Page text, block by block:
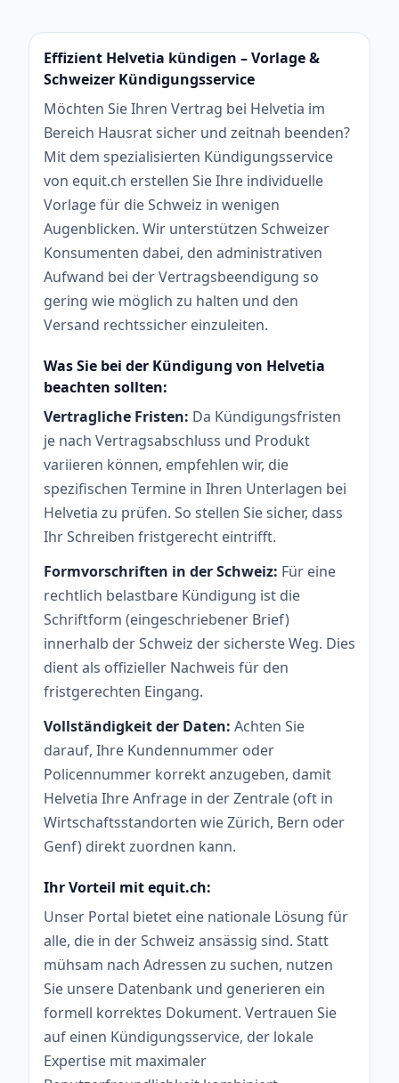
Effizient Helvetia kündigen – Vorlage &
Schweizer Kündigungsservice
Möchten Sie Ihren Vertrag bei Helvetia im
Bereich Hausrat sicher und zeitnah beenden?
Mit dem spezialisierten Kündigungsservice
von equit.ch erstellen Sie Ihre individuelle
Vorlage für die Schweiz in wenigen
Augenblicken. Wir unterstützen Schweizer
Konsumenten dabei, den administrativen
Aufwand bei der Vertragsbeendigung so
gering wie möglich zu halten und den
Versand rechtssicher einzuleiten.
Was Sie bei der Kündigung von Helvetia
beachten sollten:
Vertragliche Fristen: Da Kündigungsfristen
je nach Vertragsabschluss und Produkt
variieren können, empfehlen wir, die
spezifischen Termine in Ihren Unterlagen bei
Helvetia zu prüfen. So stellen Sie sicher, dass
Ihr Schreiben fristgerecht eintrifft.
Formvorschriften in der Schweiz: Für eine
rechtlich belastbare Kündigung ist die
Schriftform (eingeschriebener Brief)
innerhalb der Schweiz der sicherste Weg. Dies
dient als offizieller Nachweis für den
fristgerechten Eingang.
Vollständigkeit der Daten: Achten Sie
darauf, Ihre Kundennummer oder
Policennummer korrekt anzugeben, damit
Helvetia Ihre Anfrage in der Zentrale (oft in
Wirtschaftsstandorten wie Zürich, Bern oder
Genf) direkt zuordnen kann.
Ihr Vorteil mit equit.ch:
Unser Portal bietet eine nationale Lösung für
alle, die in der Schweiz ansässig sind. Statt
mühsam nach Adressen zu suchen, nutzen
Sie unsere Datenbank und generieren ein
formell korrektes Dokument. Vertrauen Sie
auf einen Kündigungsservice, der lokale
Expertise mit maximaler